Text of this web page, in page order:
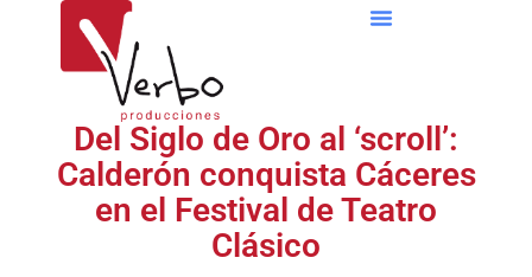
Del Siglo de Oro al ‘scroll’:
Calderón conquista Cáceres
en el Festival de Teatro
Clásico